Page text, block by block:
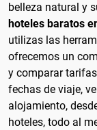
belleza natural y
hoteles baratos
utilizas las
ofrecemos un
y comparar
fechas de viaje,
alojamiento,
hoteles, todo al